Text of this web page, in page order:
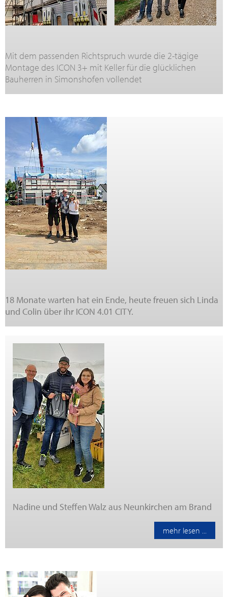
Mit dem passenden Richtspruch wurde die 2-tägige
Montage des ICON 3+ mit Keller für die glücklichen
Bauherren in Simonshofen vollendet
18 Monate warten hat ein Ende, heute freuen sich Linda
und Colin über ihr ICON 4.01 CITY.
Nadine und Steffen Walz aus Neunkirchen am Brand
mehr lesen ...